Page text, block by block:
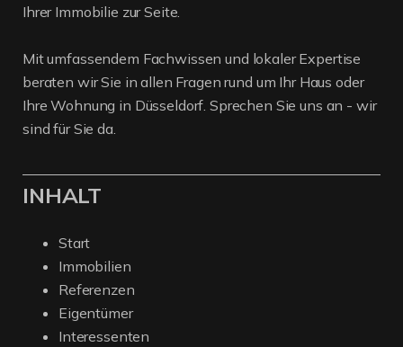
Ihrer Immobilie zur Seite.
Mit umfassendem Fachwissen und lokaler Expertise
beraten wir Sie in allen Fragen rund um Ihr Haus oder
Ihre Wohnung in Düsseldorf. Sprechen Sie uns an - wir
sind für Sie da.
INHALT
Start
Immobilien
Referenzen
Eigentümer
Interessenten